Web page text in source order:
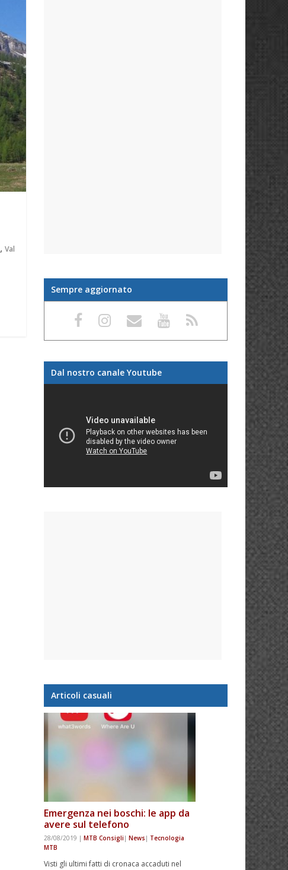
, Val
Sempre aggiornato
Dal nostro canale Youtube
Articoli casuali
Emergenza nei boschi: le app da
avere sul telefono
28/08/2019 | MTB Consigli | News | Tecnologia
MTB
Visti gli ultimi fatti di cronaca accaduti nel